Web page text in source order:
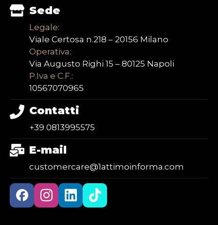
Sede
Legale:
Viale Certosa n.218 – 20156 Milano
Operativa:
Via Augusto Righi 15 – 80125 Napoli
P.Iva e C.F.:
10567070965
Contatti
+39 0813995575
E-mail
customercare@1attimoinforma.com